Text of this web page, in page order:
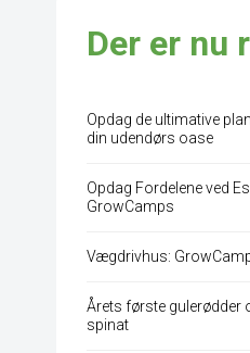
Der er nu
Opdag de ultimative
din udendørs oase
Opdag Fordelene ved
GrowCamps
Vægdrivhus:
Årets første gulerødder
spinat